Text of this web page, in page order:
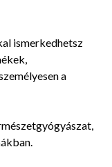
ismerkedhetsz
a